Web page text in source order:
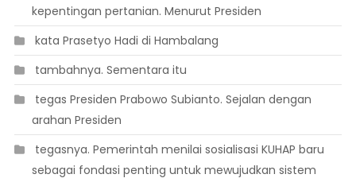
kepentingan pertanian. Menurut Presiden
 kata Prasetyo Hadi di Hambalang
 tambahnya. Sementara itu
 tegas Presiden Prabowo Subianto. Sejalan dengan
arahan Presiden
 tegasnya. Pemerintah menilai sosialisasi KUHAP baru
sebagai fondasi penting untuk mewujudkan sistem